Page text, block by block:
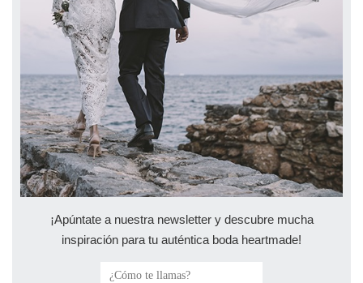
¡Apúntate a nuestra newsletter y descubre mucha
inspiración para tu auténtica boda heartmade!